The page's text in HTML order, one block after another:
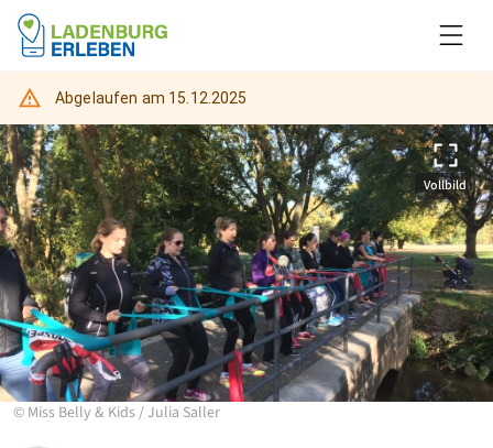
Abgelaufen am 15.12.2025
Vollbild
© Miss Belly & Kids/ Julia Saller